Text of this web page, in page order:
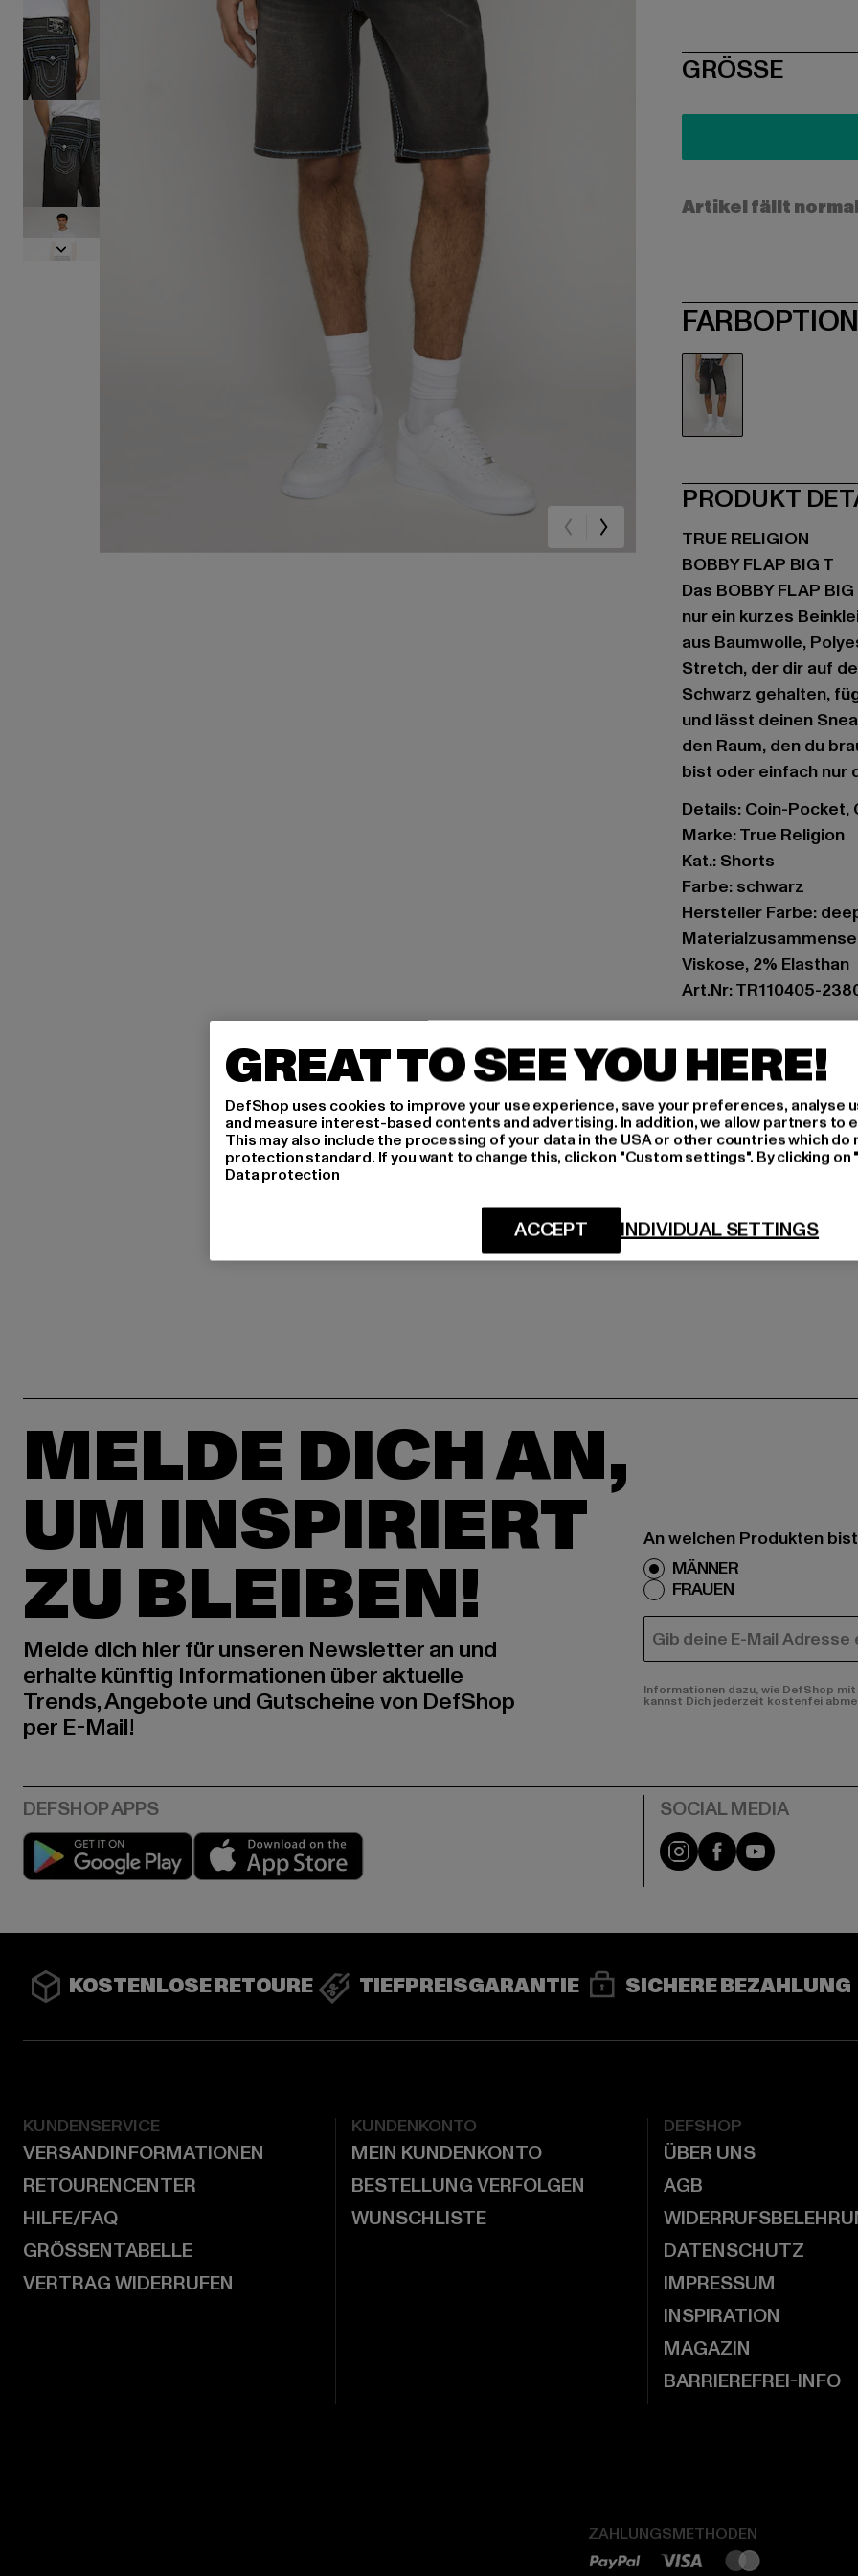
SIZE
GRÖSSE
Artikel fällt
PRODUKT
TRUE RELIGION
BOBBY FLAP BIG T
Das BOBBY FLAP
nur ein kurzes
aus Baumwolle,
Stretch, der dir auf
Schwarz gehalten,
und lässt deinen
den Raum, den du
bist oder einfach nur
Details: Coin-Pocket,
Marke: True Religion
Kat.: Shorts
Farbe: schwarz
Hersteller Farbe:
Viskose, 2% Elasthan
Art.Nr: TR110405-
Hersteller: True
GRÖSSE
LIEFERUNG &
MELDE DICH AN,
UM INSPIRIERT
ZU BLEIBEN!
Melde dich hier für unseren Newsletter an und
erhalte künftig Informationen über aktuelle
Trends, Angebote und Gutscheine von DefShop
per E-Mail!
An welchen Produkten
MÄNNER
FRAUEN
E-MAIL
Informationen dazu, wie DefShop
kannst Dich jederzeit kostenfei
Play market Instagram
FacebookYouTube
KOSTENLOSE RETOURE TIEFPREISGARANTIE SICHERE BEZAHLUNG
KUNDENSERVICE
VERSANDINFORMATIONEN
RETOURENCENTER
HILFE/FAQ
GRÖSSENTABELLE
VERTRAG WIDERRUFEN
KUNDENKONTO
MEIN KUNDENKONTO
BESTELLUNG VERFOLGEN
WUNSCHLISTE
DEFSHOP
ÜBER UNS
AGB
DATENSCHUTZ
IMPRESSUM
INSPIRATION
MAGAZIN
BARRIEREFREI-INFO
ZAHLUNGSMETHODEN
GREAT TO SEE YOU HERE!
DefShop uses cookies to improve your use experience, save your preferences, analyse
and measure interest-based contents and advertising. In addition, we allow partners to
This may also include the processing of your data in the USA or other countries which do
protection standard. If you want to change this, click on "Custom settings". By clicking
Data protection
INDIVIDUAL SETTINGS
ACCEPT